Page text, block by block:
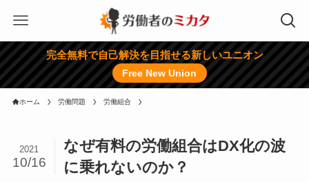
完全無料で自己解決を目指せる新しいユニオン
Free New Union
ホーム 労働問題 労働組合
なぜ有料の労働組合はDX化の波
に乗れないのか？
2021
10/16